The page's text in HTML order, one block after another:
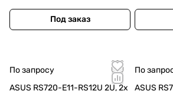
Под заказ
NVMe/
По запросу
ASUS RS720-E11-RS12U 2U, 2x
По
ASUS